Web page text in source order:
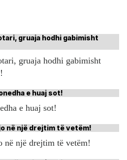
gruaja hodhi gabimisht
e huaj sot!
një drejtim të vetëm!